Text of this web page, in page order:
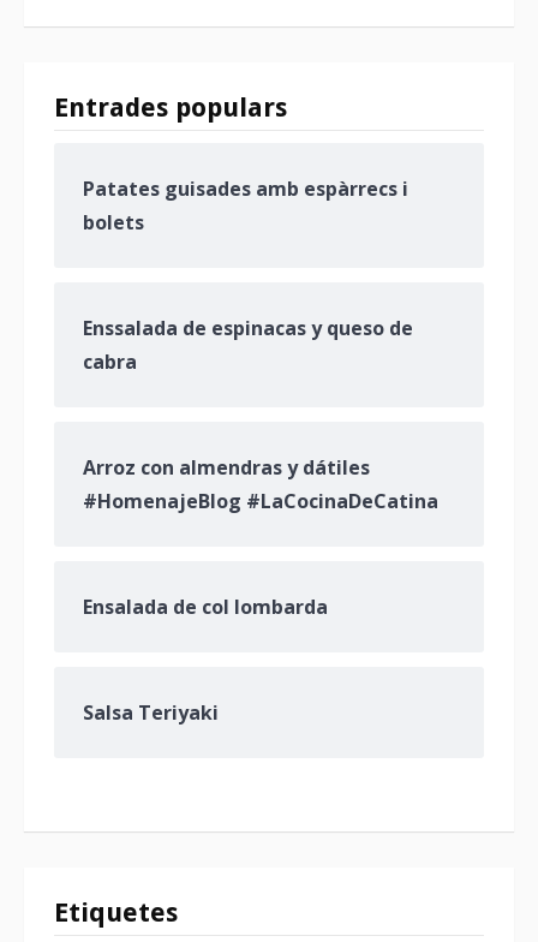
Entrades populars
Patates guisades amb espàrrecs i
bolets
Enssalada de espinacas y queso de
cabra
Arroz con almendras y dátiles
#HomenajeBlog #LaCocinaDeCatina
Ensalada de col lombarda
Salsa Teriyaki
Etiquetes